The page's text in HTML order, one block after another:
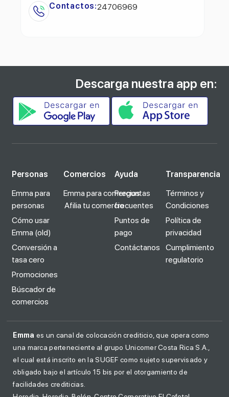
Contactos:24706969
Descarga nuestra app en:
Personas
Emma para
personas
Cómo usar
Emma (old)
Conversión a
tasa cero
Promociones
Búscador de
comercios
Comercios
Emma para comercios
Afilia tu comercio
Ayuda
Preguntas
frecuentes
Puntos de
pago
Contáctanos
Transparencia
Términos y
Condiciones
Política de
privacidad
Cumplimiento
regulatorio
Emma es un canal de colocación crediticio, que opera como
una marca perteneciente al grupo Unicomer Costa Rica S.A.,
el cual está inscrito en la SUGEF como sujeto supervisado y
obligado bajo el artículo 15 bis por el otorgamiento de
facilidades crediticias.